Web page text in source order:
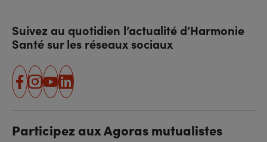
Suivez au quotidien l’actualité d’Harmonie
Santé sur les réseaux sociaux
facebook
instagram
youtube
linkedin
Participez aux Agoras mutualistes